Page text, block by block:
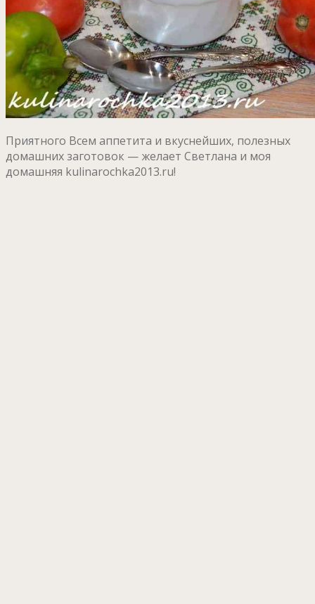
Приятного Всем аппетита и вкуснейших, полезных
домашних заготовок — желает Светлана и моя
домашняя kulinarochka2013.ru!